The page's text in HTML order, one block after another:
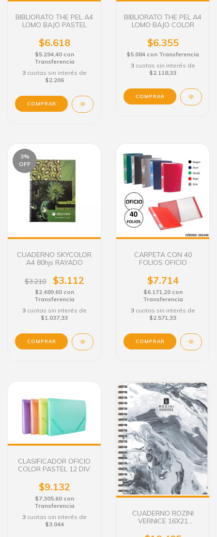
BIBLIORATO THE PEL A4
LOMO BAJO PASTEL
$6.618
$5.294,40 con
Transferencia
3 cuotas sin interés de
$2.206
COMPRAR
BIBLIORATO THE PEL A4
LOMO BAJO COLOR
$6.355
$5.084 con Transferencia
3 cuotas sin interés de
$2.118,33
COMPRAR
3%
OFF
CUADERNO SKYCOLOR
A4 80hjs RAYADO
$3.210 $3.112
$2.489,60 con
Transferencia
3 cuotas sin interés de
$1.037,33
CARPETA CON 40
FOLIOS OFICIO
$7.714
$6.171,20 con
Transferencia
3 cuotas sin interés de
$2.571,33
CLASIFICADOR OFICIO
COLOR PASTEL 12 DIV.
$9.132
$7.305,60 con
Transferencia
3 cuotas sin interés de
$3.044
CUADERNO ROZINI
VERNICE 16X21